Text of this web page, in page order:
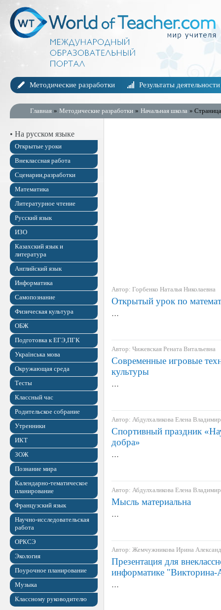
Методические разработки Результаты деятельности
Главная » Методические разработки » Начальная школа »
• На русском языке
Открытые уроки
Внеклассная работа
Сценарии,разработки
Математика
Литературное чтение
Русский язык
ИЗО
Казахский язык и
литература
Английский язык
Информатика
Самопознание
Физическая культура
ОБЖ
Подготовка к ЕГЭ,ПГК
Українська мова
Окружающая среда
Тесты
Классный час
Родительское собрание
Утренники
ИКТ
ЗОЖ
Познание мира
Календарно-тематическое
планирование
Французский язык
Научно-исследовательская
работа
ОРКСЭ
Экология
Поурочное планирование
Музыка
Классному руководителю
Автор: Горбенко Наталья Николаевна
Открытый урок по
…
Автор: Чижевская Рената Витальевна
Современные игровые
культуры
…
Автор: Абдулхаликова Елена
Спортивный праздник
добра»
…
Автор: Абдулхаликова Елена
Мысль материальна
…
Автор: Жемчужникова Ирина
Презентация для
информатике
…